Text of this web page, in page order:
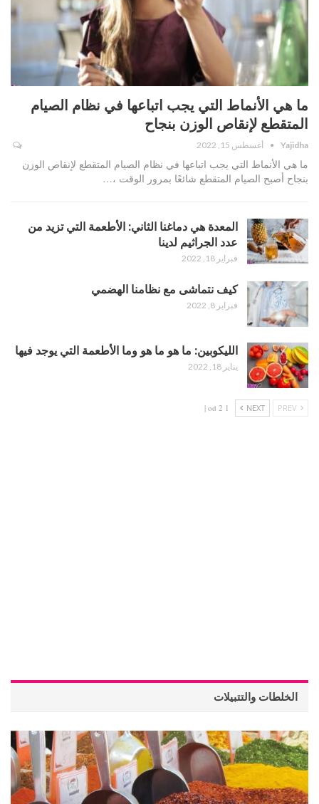
ما هي الأنماط التي يجب اتباعها في نظام الصيام
المتقطع لإنقاص الوزن بنجاح
Yajidha أغسطس 15, 2022
ما هي الأنماط التي يجب اتباعها في نظام الصيام المتقطع لإنقاص الوزن
بنجاح أصبح الصيام المتقطع شائعًا بمرور الوقت ،…
المعدة هي دماغنا الثاني: الأطعمة التي تزيد من
عدد الجراثيم لدينا
فبراير 18, 2022
كيف نتماشى مع نظامنا الهضمي
فبراير 8, 2022
الليكوبين: ما هو ما هو وما الأطعمة التي يوجد فيها
يناير 18, 2022
NEXT
1 od 2 |
الخلطات والتتبيلات